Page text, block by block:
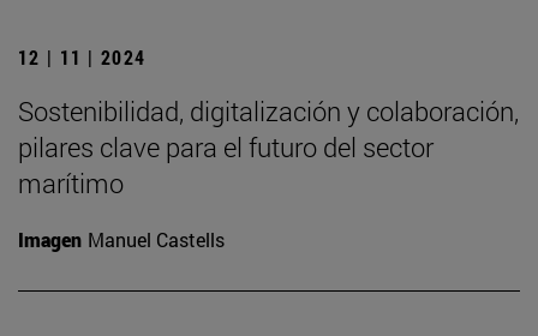
12 | 11 | 2024
Sostenibilidad, digitalización y colaboración,
pilares clave para el futuro del sector
marítimo
Imagen Manuel Castells